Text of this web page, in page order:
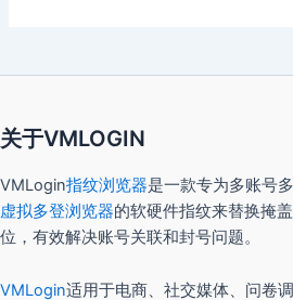
关于VMLOGIN
VMLogin指纹浏览器是一款专为多账号
虚拟多登浏览器的软硬件指纹来替换掩
位，有效解决账号关联和封号问题。
VMLogin适用于电商、社交媒体、问卷